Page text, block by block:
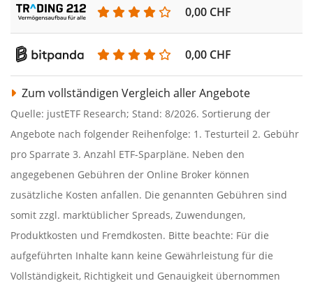
0,00 CHF
0,00 CHF
Zum vollständigen Vergleich aller Angebote
Quelle: justETF Research; Stand: 8/2026. Sortierung der
Angebote nach folgender Reihenfolge: 1. Testurteil 2. Gebühr
pro Sparrate 3. Anzahl ETF-Sparpläne. Neben den
angegebenen Gebühren der Online Broker können
zusätzliche Kosten anfallen. Die genannten Gebühren sind
somit zzgl. marktüblicher Spreads, Zuwendungen,
Produktkosten und Fremdkosten. Bitte beachte: Für die
aufgeführten Inhalte kann keine Gewährleistung für die
Vollständigkeit, Richtigkeit und Genauigkeit übernommen